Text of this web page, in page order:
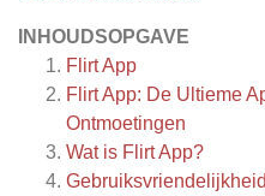
INHOUDSOPGAVE
Flirt App
Flirt App: De Ultieme
Ontmoetingen
Wat is Flirt App?